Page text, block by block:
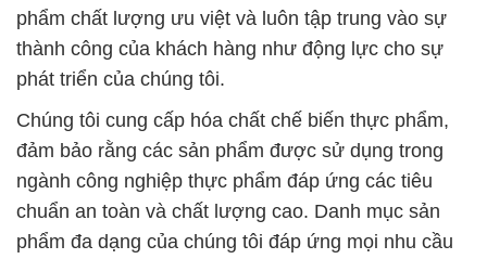
phẩm chất lượng ưu việt và luôn tập trung vào sự
thành công của khách hàng như động lực cho sự
phát triển của chúng tôi.
Chúng tôi cung cấp hóa chất chế biến thực phẩm,
đảm bảo rằng các sản phẩm được sử dụng trong
ngành công nghiệp thực phẩm đáp ứng các tiêu
chuẩn an toàn và chất lượng cao. Danh mục sản
phẩm đa dạng của chúng tôi đáp ứng mọi nhu cầu